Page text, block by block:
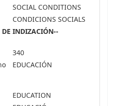
SOCIAL CONDITIONS
CONDICIONS SOCIALS
INDIZACIÓN--
340
EDUCACIÓN
EDUCATION